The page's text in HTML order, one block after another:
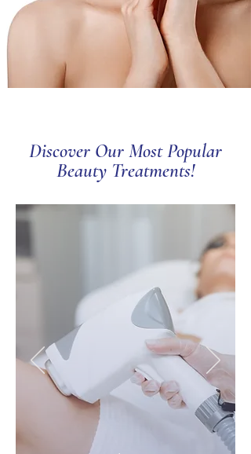
Discover Our Most Popular
Beauty Treatments!